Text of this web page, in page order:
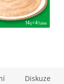
Diskuze